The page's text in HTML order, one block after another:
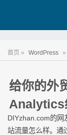
首页 » WordPress »
给你的外
Analytics
DIYzhan.com的网
站流量怎么样。通